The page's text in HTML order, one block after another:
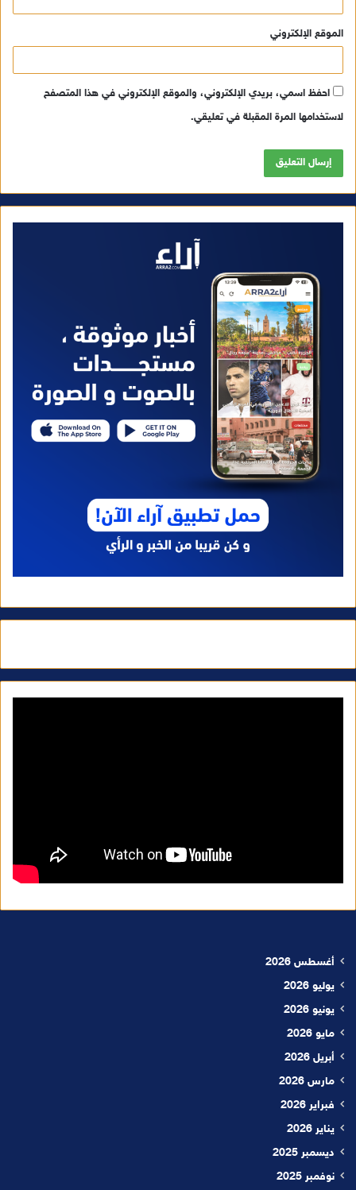
الموقع الإلكتروني
احفظ اسمي، بريدي الإلكتروني، والموقع الإلكتروني في هذا المتصفح
لاستخدامها المرة المقبلة في تعليقي.
أغسطس 2026
يوليو 2026
يونيو 2026
مايو 2026
أبريل 2026
مارس 2026
فبراير 2026
يناير 2026
ديسمبر 2025
نوفمبر 2025